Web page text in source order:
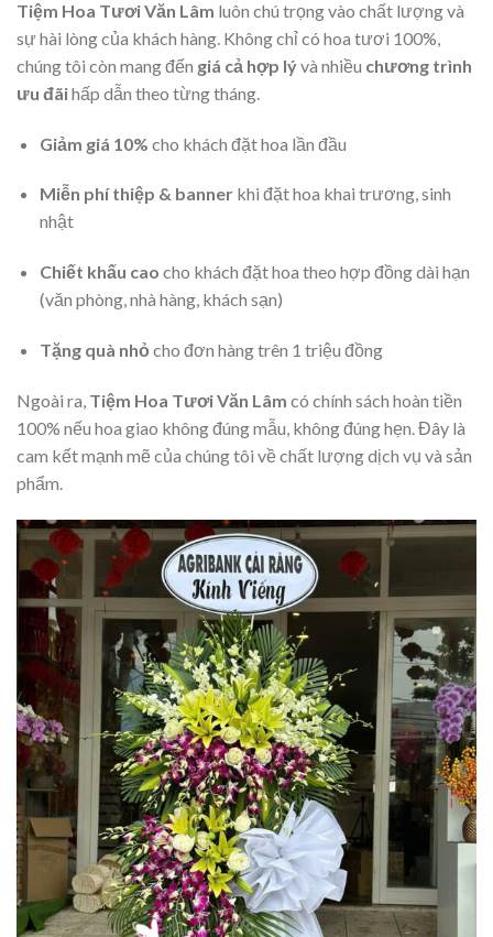
Tiệm Hoa Tươi Văn Lâm luôn chú trọng vào chất lượng và
sự hài lòng của khách hàng. Không chỉ có hoa tươi 100%,
chúng tôi còn mang đến giá cả hợp lývà nhiều chương trình
ưu đãihấp dẫn theo từng tháng.
Giảm giá 10% cho khách đặt hoa lần đầu
Miễn phí thiệp & bannerkhi đặt hoa khai trương, sinh
nhật
Chiết khấu cao cho khách đặt hoa theo hợp đồng dài hạn
(văn phòng, nhà hàng, khách sạn)
Tặng quà nhỏ cho đơn hàng trên 1 triệu đồng
Ngoài ra, Tiệm Hoa Tươi Văn Lâm có chính sách hoàn tiền
100% nếu hoa giao không đúng mẫu, không đúng hẹn. Đây là
cam kết mạnh mẽ của chúng tôi về chất lượng dịch vụ và sản
phẩm.